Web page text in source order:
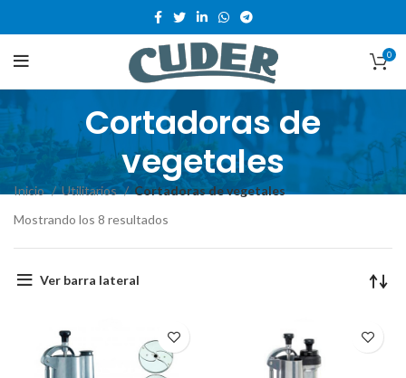
0
Cortadoras de
vegetales
Inicio Utilitarios
Cortadoras de vegetales
Mostrando los 8 resultados
Ver barra lateral